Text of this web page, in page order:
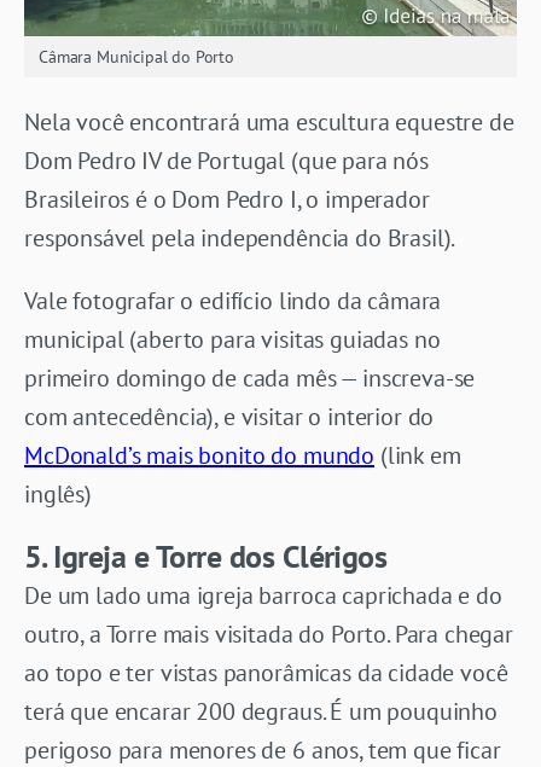
Câmara Municipal do Porto
Nela você encontrará uma escultura equestre de
Dom Pedro IV de Portugal (que para nós
Brasileiros é o Dom Pedro I, o imperador
responsável pela independência do Brasil).
Vale fotografar o edifício lindo da câmara
municipal (aberto para visitas guiadas no
primeiro domingo de cada mês — inscreva-se
com antecedência), e visitar o interior do
McDonald’s mais bonito do mundo (link em
inglês)
5. Igreja e Torre dos Clérigos
De um lado uma igreja barroca caprichada e do
outro, a Torre mais visitada do Porto. Para chegar
ao topo e ter vistas panorâmicas da cidade você
terá que encarar 200 degraus. É um pouquinho
perigoso para menores de 6 anos, tem que ficar